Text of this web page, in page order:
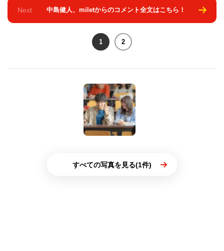
Next 中島健人、miletからのコメント全文はこちら！
1 2
すべての写真を見る(1件)